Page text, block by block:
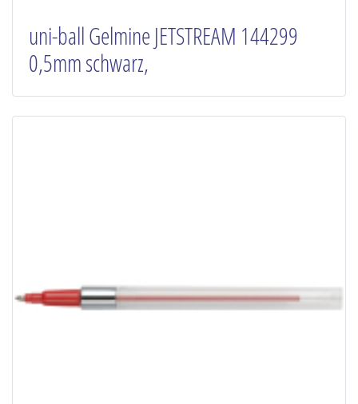
uni-ball Gelmine JETSTREAM 144299
0,5mm schwarz,